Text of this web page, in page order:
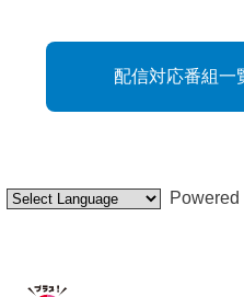
配信対応番組一
Powered